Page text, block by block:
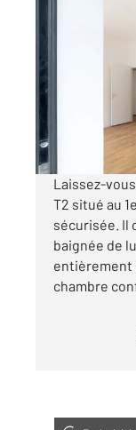
par mois
Laissez-
T2 situé au
sécurisée. Il
baignée de
entièrement
chambre